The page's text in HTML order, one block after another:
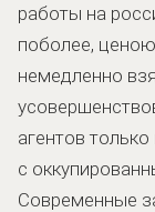
работы на
поболее,
немедленно
агентов
с
Современные